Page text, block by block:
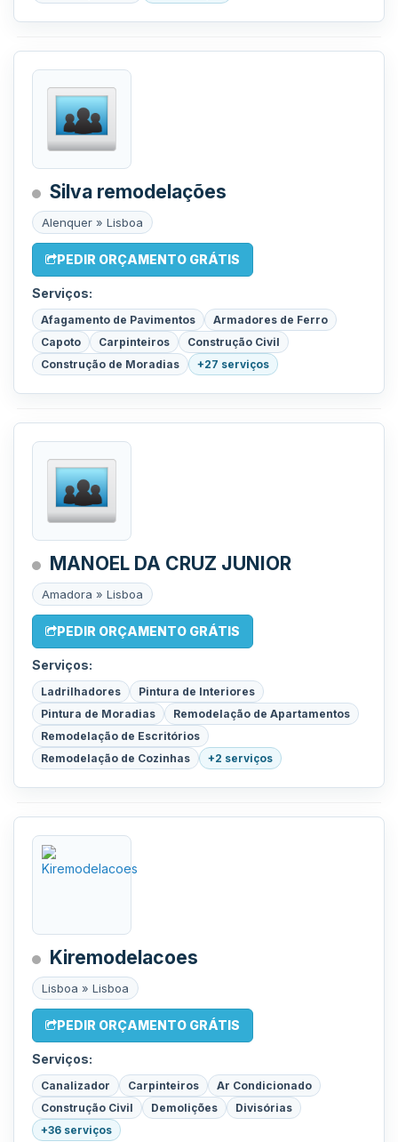
Silva remodelações
Alenquer » Lisboa
PEDIR ORÇAMENTO GRÁTIS
Serviços:
Afagamento de Pavimentos
Armadores de Ferro
Capoto
Carpinteiros
Construção Civil
Construção de Moradias
+27 serviços
MANOEL DA CRUZ JUNIOR
Amadora » Lisboa
PEDIR ORÇAMENTO GRÁTIS
Serviços:
Ladrilhadores
Pintura de Interiores
Pintura de Moradias
Remodelação de Apartamentos
Remodelação de Escritórios
Remodelação de Cozinhas
+2 serviços
Kiremodelacoes
Lisboa » Lisboa
PEDIR ORÇAMENTO GRÁTIS
Serviços:
Canalizador Carpinteiros
Ar Condicionado
Construção Civil
Demolições
Divisórias
+36 serviços